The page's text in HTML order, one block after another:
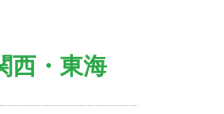
西・東海